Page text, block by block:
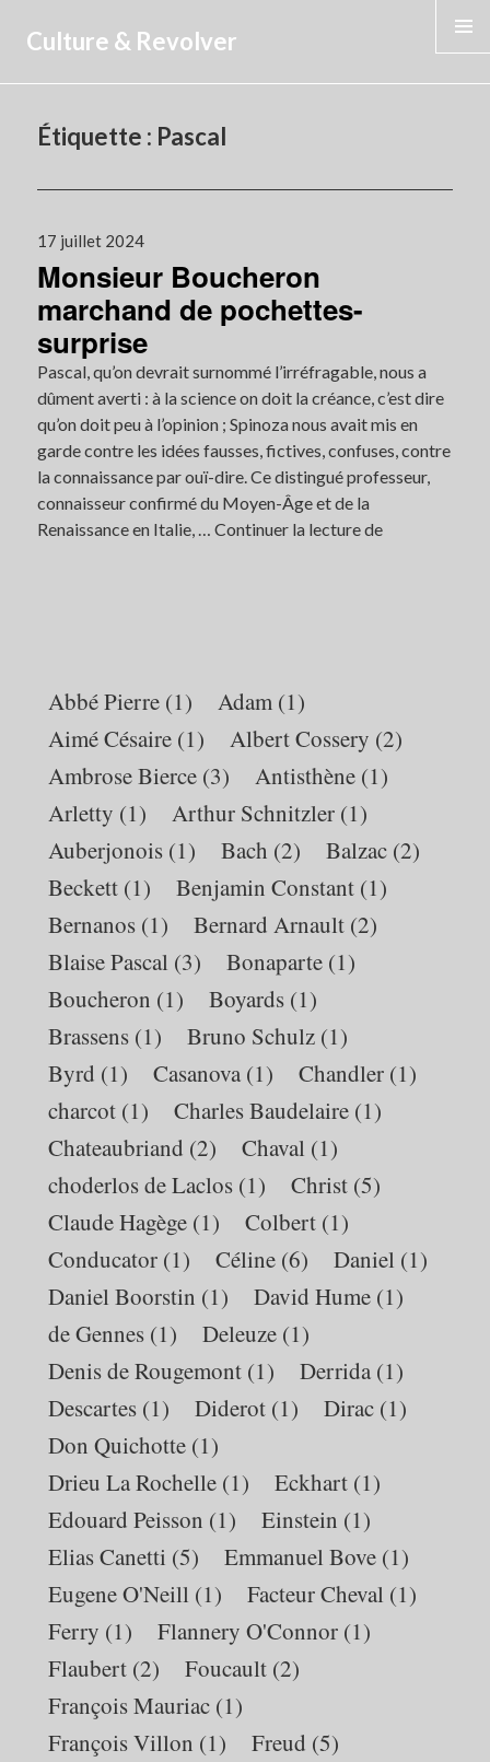
Culture & Revolver
Étiquette : Pascal
Publié
le
17 juillet 2024
Monsieur Boucheron
marchand de pochettes-
surprise
Pascal, qu’on devrait surnommé l’irréfragable, nous a
dûment averti : à la science on doit la créance, c’est dire
qu’on doit peu à l’opinion ; Spinoza nous avait mis en
garde contre les idées fausses, fictives, confuses, contre
la connaissance par ouï-dire. Ce distingué professeur,
connaisseur confirmé du Moyen-Âge et de la
Renaissance en Italie, …Continuer la lecture de
Abbé Pierre (1) Adam (1)
Aimé Césaire (1) Albert Cossery (2)
Ambrose Bierce (3) Antisthène (1)
Arletty (1) Arthur Schnitzler (1)
Auberjonois (1) Bach (2) Balzac (2)
Beckett (1) Benjamin Constant (1)
Bernanos (1) Bernard Arnault (2)
Blaise Pascal (3) Bonaparte (1)
Boucheron (1) Boyards (1)
Brassens (1) Bruno Schulz (1)
Byrd (1) Casanova (1) Chandler (1)
charcot (1) Charles Baudelaire (1)
Chateaubriand (2) Chaval (1)
choderlos de Laclos (1) Christ (5)
Claude Hagège (1) Colbert (1)
Conducator (1) Céline (6) Daniel (1)
Daniel Boorstin (1) David Hume (1)
de Gennes (1) Deleuze (1)
Denis de Rougemont (1) Derrida (1)
Descartes (1) Diderot (1) Dirac (1)
Don Quichotte (1)
Drieu La Rochelle (1) Eckhart (1)
Edouard Peisson (1) Einstein (1)
Elias Canetti (5) Emmanuel Bove (1)
Eugene O'Neill (1) Facteur Cheval (1)
Ferry (1) Flannery O'Connor (1)
Flaubert (2) Foucault (2)
François Mauriac (1)
François Villon (1) Freud (5)